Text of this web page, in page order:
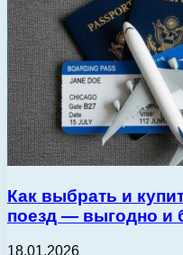
Как выбрать и
поезд — выгодно и
18.01.2026